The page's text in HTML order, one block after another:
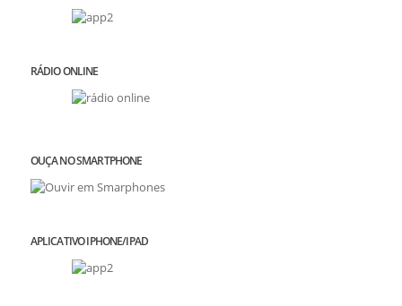
RÁDIO ONLINE
OUÇA NO SMARTPHONE
APLICATIVO IPHONE/IPAD